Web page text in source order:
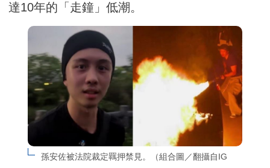
達10年的「走鐘」低潮。
孫安佐被法院裁定羈押禁見。（組合圖／翻攝自IG